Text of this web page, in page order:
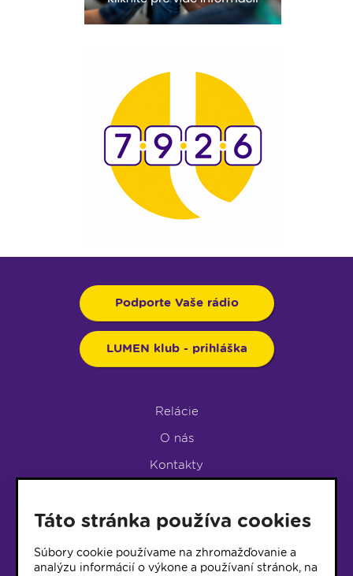
Podporte Vaše rádio
LUMEN klub - prihláška
Relácie
O nás
Kontakty
LUMEN KLUB
LUMEN KLUB PRIHLÁŠKA
Táto stránka používa cookies
Súbory cookie používame na zhromažďovanie a
analýzu informácií o výkone a používaní stránok, na